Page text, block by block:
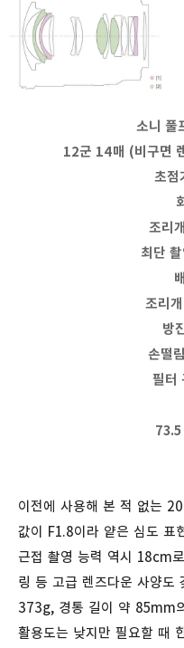
소니 풀
12군 14매 (비구면
초
조리
최단
조리
방
손떨
필터
이전에 사용해 본 적 없는
값이 F1.8이라 얕은 심도 표
근접 촬영 능력 역시 18cm
링 등 고급 렌즈다운 사양도
373g, 경통 길이 약 85mm
활용도는 낮지만 필요할 때